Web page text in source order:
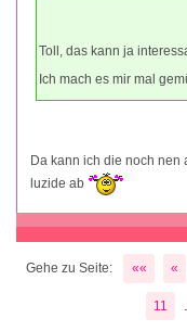
Toll, das kann ja
Ich mach es mir mal
Da kann ich die noch nen
luzide ab
Gehe zu Seite: «« «
11